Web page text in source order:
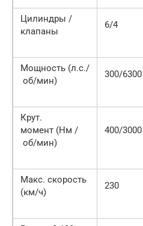
Цилиндры /
клапаны
6/4
Мощность (л.с./
об/мин)
300/6300
Крут.
момент (Нм /
об/мин)
400/3000
Макс. скорость
(км/ч)
230